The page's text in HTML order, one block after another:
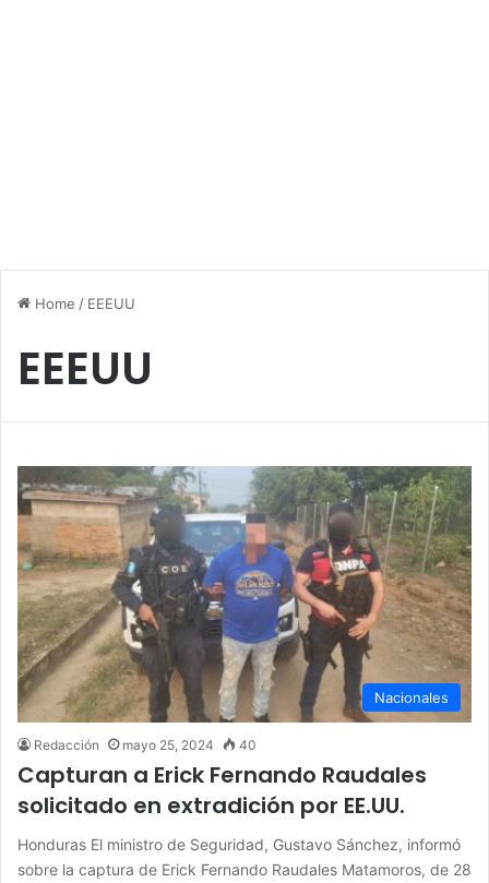
Home / EEEUU
EEEUU
Nacionales
Redacción mayo 25, 2024 40
Capturan a Erick Fernando Raudales
solicitado en extradición por EE.UU.
Honduras El ministro de Seguridad, Gustavo Sánchez, informó
sobre la captura de Erick Fernando Raudales Matamoros, de 28